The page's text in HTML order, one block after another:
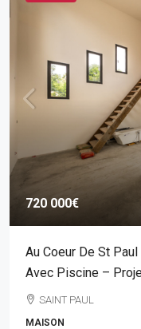
720 000€
Au Coeur De St
Avec Piscine –
SAINT PAUL
MAISON